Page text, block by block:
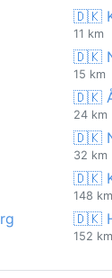
🇩🇰
11 km
🇩🇰
15 km
🇩🇰
24 km
🇩🇰
32 km
🇩🇰
148 km
🇩🇰
152 km